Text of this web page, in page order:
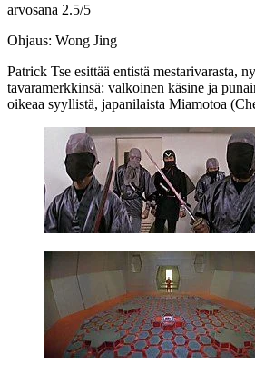
arvosana 2.5/5
Ohjaus: Wong Jing
Patrick Tse esittää entistä mestarivarasta,
tavaramerkkinsä: valkoinen käsine ja
oikeaa syyllistä, japanilaista Miamotoa (